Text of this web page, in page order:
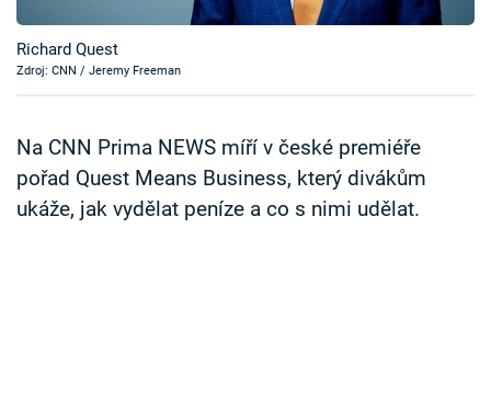
Richard Quest
Zdroj: CNN / Jeremy Freeman
Na CNN Prima NEWS míří v české premiéře
pořad Quest Means Business, který divákům
ukáže, jak vydělat peníze a co s nimi udělat.